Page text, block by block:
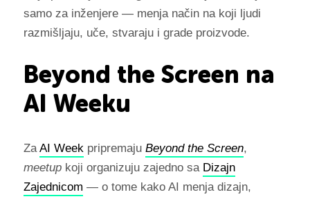
samo za inženjere — menja način na koji ljudi
razmišljaju, uče, stvaraju i grade proizvode.
Beyond the Screen na
AI Weeku
ZaAI Weekpripremaju Beyond the Screen,
meetupkoji organizuju zajedno sa Dizajn
Zajednicom — o tome kako AI menja dizajn,